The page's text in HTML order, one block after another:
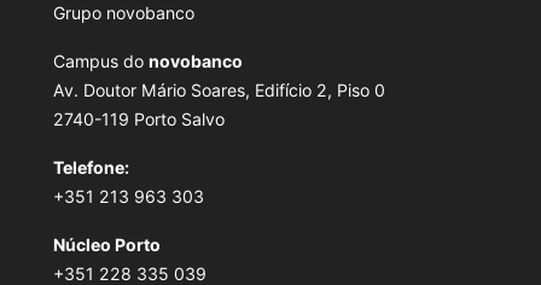
Grupo novobanco
Campus do novobanco
Av. Doutor Mário Soares, Edifício 2, Piso 0
2740-119 Porto Salvo
Telefone:
+351 213 963 303
Núcleo Porto
+351 228 335 039